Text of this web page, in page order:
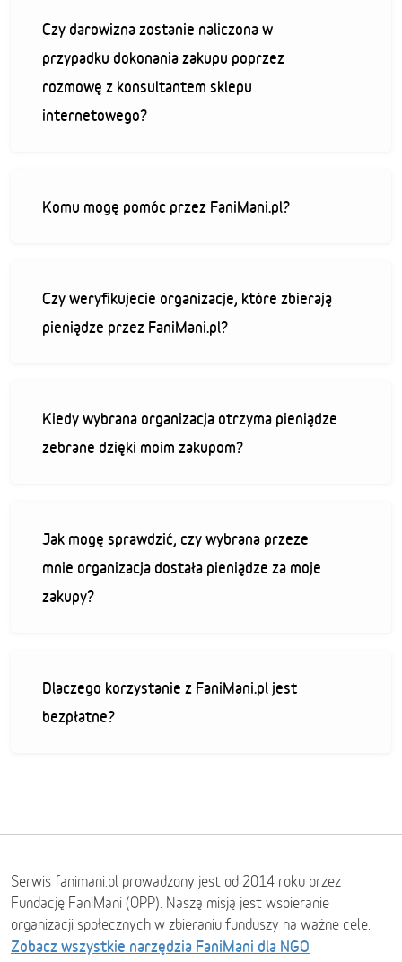
Czy darowizna zostanie naliczona w
przypadku dokonania zakupu poprzez
rozmowę z konsultantem sklepu
internetowego?
Komu mogę pomóc przez FaniMani.pl?
Czy weryfikujecie organizacje, które zbierają
pieniądze przez FaniMani.pl?
Kiedy wybrana organizacja otrzyma pieniądze
zebrane dzięki moim zakupom?
Jak mogę sprawdzić, czy wybrana przeze
mnie organizacja dostała pieniądze za moje
zakupy?
Dlaczego korzystanie z FaniMani.pl jest
bezpłatne?
Serwis fanimani.pl prowadzony jest od 2014 roku przez
Fundację FaniMani (OPP). Naszą misją jest wspieranie
organizacji społecznych w zbieraniu funduszy na ważne cele.
Zobacz wszystkie narzędzia FaniMani dla NGO